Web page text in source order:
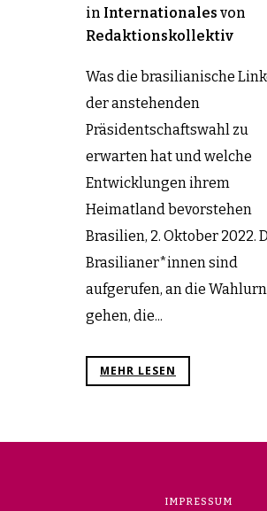
in Internationales von
Redaktionskollektiv
Was die brasilianische
der anstehenden
Präsidentschaftswahl zu
erwarten hat und welche
Entwicklungen ihrem
Heimatland bevorstehen
Brasilien, 2. Oktober 2022.
Brasilianer*innen sind
aufgerufen, an die
gehen, die...
MEHR LESEN
IMPRESSUM